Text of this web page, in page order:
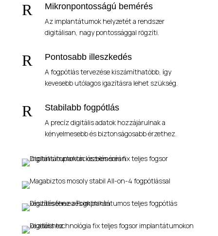
R Mikronpontosságú bemérés
Az implantátumok helyzetét a rendszer
digitálisan, nagy pontossággal rögzíti.
R Pontosabb illeszkedés
A fogpótlás tervezése kiszámíthatóbb, így
kevesebb utólagos igazításra lehet szükség.
R Stabilabb fogpótlás
A precíz digitális adatok hozzájárulnak a
kényelmesebb és biztonságosabb érzethez.